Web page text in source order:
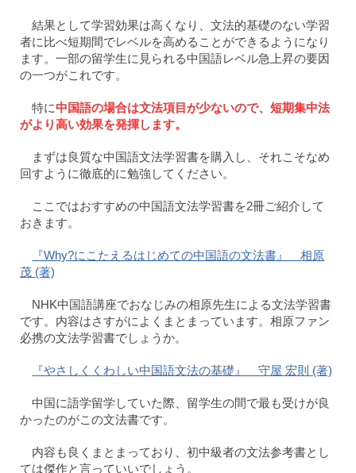
結果として学習効果は高くなり、文法的基礎のない学習
者に比べ短期間でレベルを高めることができるようになり
ます。一部の留学生に見られる中国語レベル急上昇の要因
の一つがこれです。
特に中国語の場合は文法項目が少ないので、短期集中法
がより高い効果を発揮します。
まずは良質な中国語文法学習書を購入し、それこそなめ
回すように徹底的に勉強してください。
ここではおすすめの中国語文法学習書を2冊ご紹介して
おきます。
『Why?にこたえるはじめての中国語の文法書』 相原
茂 (著)
NHK中国語講座でおなじみの相原先生による文法学習書
です。内容はさすがによくまとまっています。相原ファン
必携の文法学習書でしょうか。
『やさしくくわしい中国語文法の基礎』 守屋 宏則 (著)
中国に語学留学していた際、留学生の間で最も受けが良
かったのがこの文法書です。
内容も良くまとまっており、初中級者の文法参考書とし
ては傑作と言っていいでしょう。